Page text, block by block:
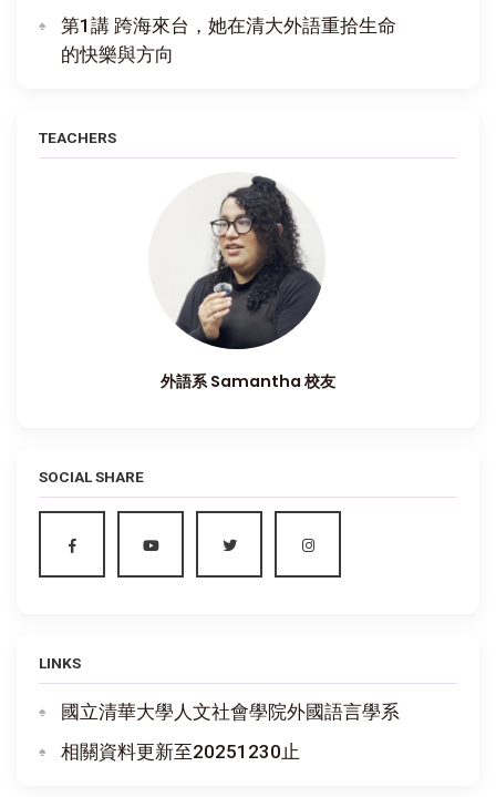
第1講 跨海來台，她在清大外語重拾生命
的快樂與方向
TEACHERS
外語系 Samantha 校友
SOCIAL SHARE
LINKS
國立清華大學人文社會學院外國語言學系
相關資料更新至20251230止